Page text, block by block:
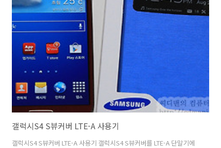
다. 아프리카TV에서 방송도 하고 음악도 자주 하다보니 이런쪽으로도 서
비스를 진행하나봅니다. 모두의밴드 for kakao 는 오락실에 가서 음표
가 내려오는것을 보고 누르면서 음악과 게임을 즐기는것을 해보셨을텐
데요. 그런 음악게임 입니다. 저는 아직 지금 한참 해보는 중이..
갤럭시S4 S뷰커버 LTE-A 사용기
갤럭시S4 S뷰커버 LTE-A 사용기 갤럭시S4 S뷰커버를 LTE-A 단말기에